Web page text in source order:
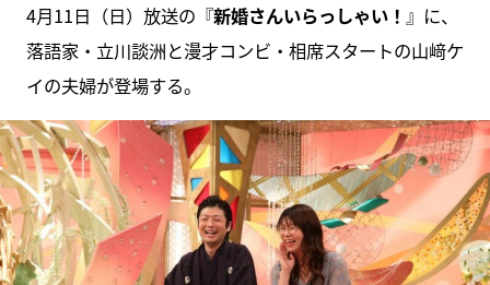
4月11日（日）放送の『新婚さんいらっしゃい！ 』に、
落語家・立川談洲と漫才コンビ・相席スタートの山﨑ケ
イの夫婦が登場する。